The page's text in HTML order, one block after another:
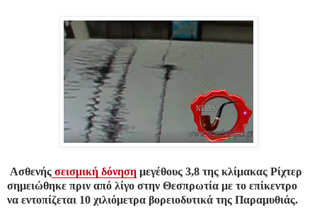
Ασθενής σεισμική δόνηση μεγέθους 3,8 της κλίμακας Ρίχτερ
σημειώθηκε πριν από λίγο στην Θεσπρωτία με το επίκεντρο
να εντοπίζεται 10 χιλιόμετρα βορειοδυτικά της Παραμυθιάς.